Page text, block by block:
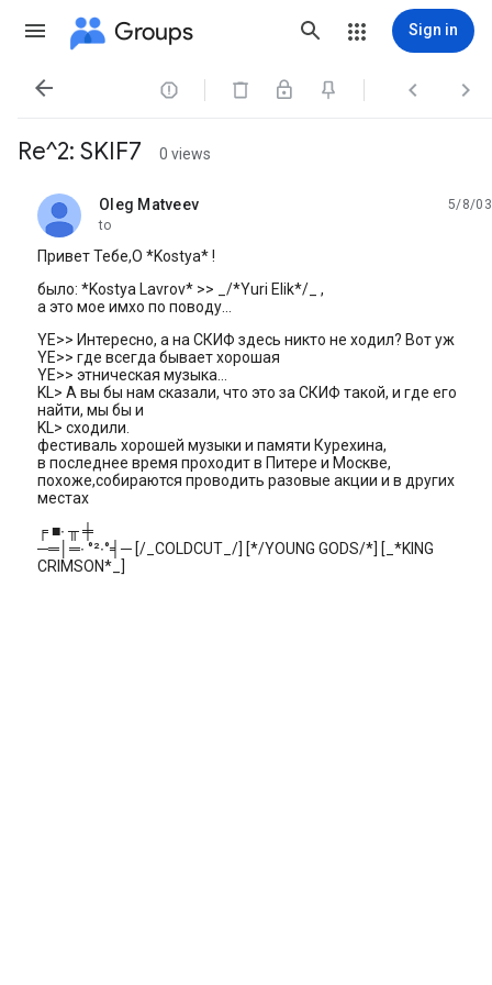
Groups Sign in
   
Re^2: SKIF7 0 views
Oleg Matveev
unread,
5/8/03
to
Привет Тебе,О *Kostya* !
было: *Kostya Lavrov* >> _/*Yuri Elik*/_ ,
а это мое имхо по поводу...
YE>> Интересно, а на СКИФ здесь никто не ходил? Вот уж
YE>> где всегда бывает хорошая
YE>> этническая музыка...
KL> А вы бы нам сказали, что это за СКИФ такой, и где его
найти, мы бы и
KL> сходили.
фестиваль хорошей музыки и памяти Курехина,
в последнее время проходит в Питере и Москве,
похоже,собираются проводить разовые акции и в других
местах
╒ ■∙ ╥ ╪
─═│═∙ °²∙°╡─ [/_COLDCUT_/] [*/YOUNG GODS/*] [_*KING
CRIMSON*_]